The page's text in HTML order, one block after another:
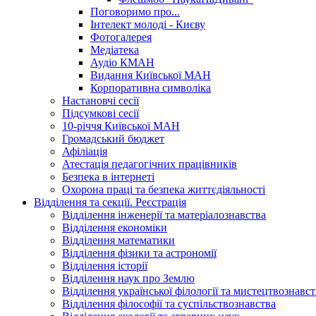
Поговоримо про...
Інтелект молоді - Києву
Фотогалерея
Медіатека
Аудіо КМАН
Видання Київської МАН
Корпоративна символіка
Настановчі сесії
Підсумкові сесії
10-річчя Київської МАН
Громадський бюджет
Афіліація
Атестація педагогічних працівників
Безпека в інтернеті
Охорона праці та безпека життєдіяльності
Відділення та секції. Реєстрація
Відділення інженерії та матеріалознавства
Відділення економіки
Відділення математики
Відділення фізики та астрономії
Відділення історії
Відділення наук про Землю
Відділення української філології та
Відділення філософії та суспільствознавства